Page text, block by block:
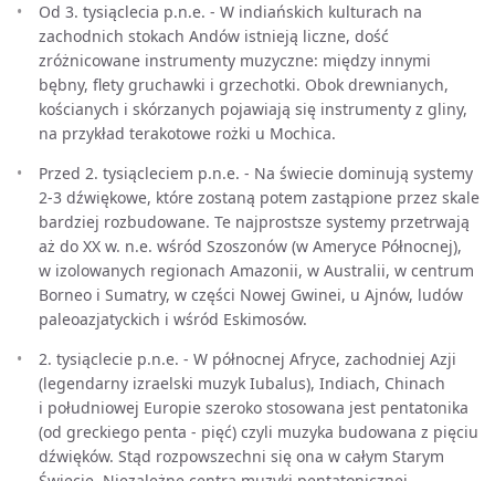
Od 3. tysiąclecia p.n.e. - W indiańskich kulturach na
zachodnich stokach Andów istnieją liczne, dość
zróżnicowane instrumenty muzyczne: między innymi
bębny, flety gruchawki i grzechotki. Obok drewnianych,
kościanych i skórzanych pojawiają się instrumenty z gliny,
na przykład terakotowe rożki u Mochica.
Przed 2. tysiącleciem p.n.e. - Na świecie dominują systemy
2-3 dźwiękowe, które zostaną potem zastąpione przez skale
bardziej rozbudowane. Te najprostsze systemy przetrwają
aż do XX w. n.e. wśród Szoszonów (w Ameryce Północnej),
w izolowanych regionach Amazonii, w Australii, w centrum
Borneo i Sumatry, w części Nowej Gwinei, u Ajnów, ludów
paleoazjatyckich i wśród Eskimosów.
2. tysiąclecie p.n.e. - W północnej Afryce, zachodniej Azji
(legendarny izraelski muzyk Iubalus), Indiach, Chinach
i południowej Europie szeroko stosowana jest pentatonika
(od greckiego penta - pięć) czyli muzyka budowana z pięciu
dźwięków. Stąd rozpowszechni się ona w całym Starym